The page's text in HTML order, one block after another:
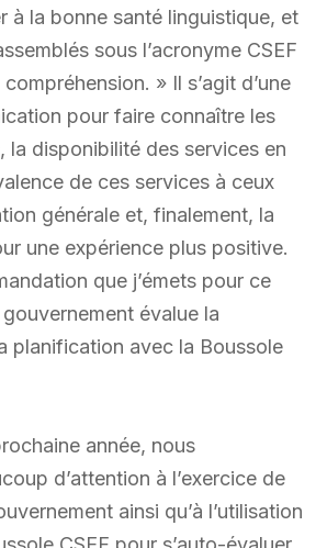
à la bonne santé linguistique, et
sous l’acronyme CSEF
» Il s’agit d’une
pour faire connaître les
la disponibilité des services en
de ces services à ceux
générale et, finalement, la
une expérience plus positive.
que j’émets pour ce
évalue la
planification avec la Boussole
année, nous
d’attention à l’exercice de
ainsi qu’à l’utilisation